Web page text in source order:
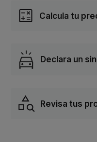
Calcula tu
Declara un
Revisa tus